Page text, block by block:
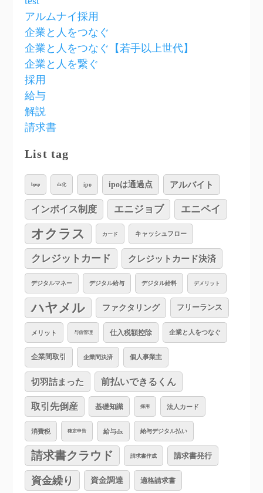
アルムナイ採用
企業と人をつなぐ
企業と人をつなぐ【若手以上世代】
企業と人を繋ぐ
採用
給与
解説
請求書
List tag
bpsp dx化 ipo ipoは通過点 アルバイト
インボイス制度 エニジョブ エニペイ
オクラス カード キャッシュフロー
クレジットカード クレジットカード決済
デジタルマネー デジタル給与 デジタル給料 デメリット
ハヤメル ファクタリング フリーランス
メリット 与信管理 仕入税額控除 企業と人をつなぐ
企業間取引 企業間決済 個人事業主
切羽詰まった 前払いできるくん
取引先倒産 基礎知識 採用 法人カード
消費税 確定申告 給与dx 給与デジタル払い
請求書クラウド 請求書作成 請求書発行
資金繰り 資金調達 適格請求書